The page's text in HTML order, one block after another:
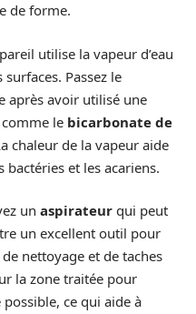
de forme.
utilise la vapeur d’eau
Passez le
après avoir utilisé une
le bicarbonate de
chaleur de la vapeur aide
bactéries et les acariens.
un aspirateur qui peut
un excellent outil pour
nettoyage et de taches
la zone traitée pour
ce qui aide à